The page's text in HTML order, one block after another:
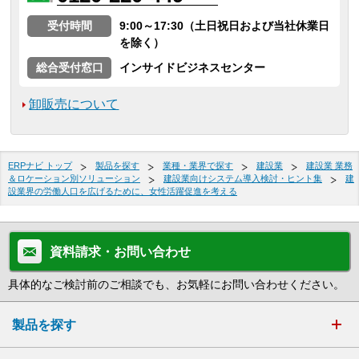
受付時間
9:00～17:30（土日祝日および当社休業日
を除く）
総合受付窓口
インサイドビジネスセンター
卸販売について
ERPナビ トップ 製品を探す 業種・業界で探す 建設業
建設業 業務
＆ロケーション別ソリューション
建設業向けシステム導入検討・ヒント集
建
設業界の労働人口を広げるために、女性活躍促進を考える
資料請求・お問い合わせ
具体的なご検討前のご相談でも、お気軽にお問い合わせください。
製品を探す